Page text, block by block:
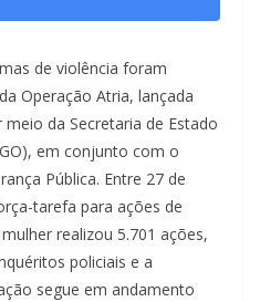
de violência foram
Operação Atria, lançada
da Secretaria de Estado
em conjunto com o
Pública. Entre 27 de
tarefa para ações de
realizou 5.701 ações,
policiais e a
segue em andamento